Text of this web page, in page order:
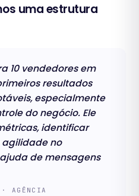
uma estrutura
10 vendedores em
resultados
especialmente
do negócio. Ele
identificar
no
de mensagens
AGÊNCIA